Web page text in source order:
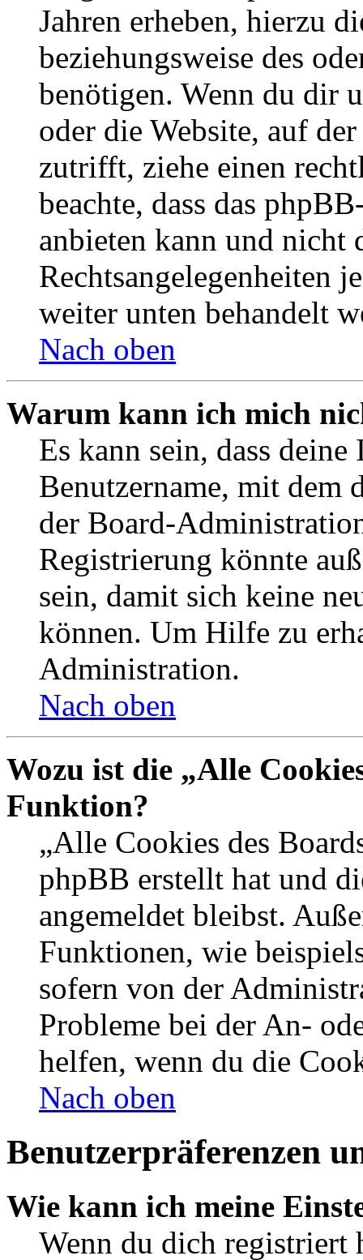
Jahren erheben, hierzu
beziehungsweise des
benötigen. Wenn du dir
oder die Website, auf
zutrifft, ziehe einen
beachte, dass das
anbieten kann und nicht
Rechtsangelegenheiten
weiter unten behandelt
Nach oben
Warum kann ich mich
Es kann sein, dass
Benutzername, mit dem
der Board-
Registrierung könnte
sein, damit sich keine
können. Um Hilfe zu
Administration.
Nach oben
Wozu ist die „Alle
Funktion?
„Alle Cookies des
phpBB erstellt hat und
angemeldet bleibst.
Funktionen, wie
sofern von der
Probleme bei der An-
helfen, wenn du die
Nach oben
Benutzerpräferenzen
Wie kann ich meine
Wenn du dich registriert